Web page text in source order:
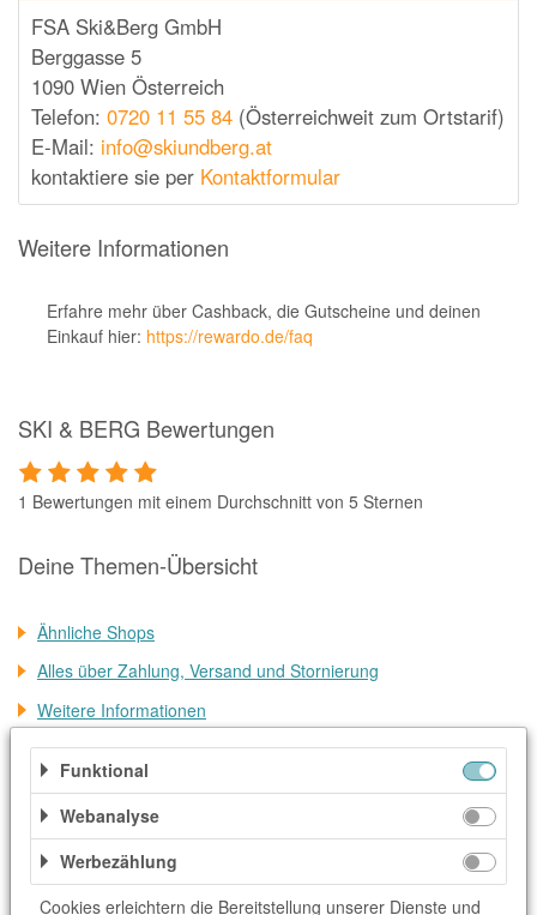
CHECK24
LiveFresh
tink
heine
Ankerkraut
ABOUT YOU
FSA Ski&Berg GmbH
Berggasse 5
1090 Wien Österreich
Telefon: 0720 11 55 84 (Österreichweit zum Ortstarif)
E-Mail: info@skiundberg.at
kontaktiere sie per Kontaktformular
Weitere Informationen
Erfahre mehr über Cashback, die Gutscheine und deinen
Einkauf hier: https://rewardo.de/faq
SKI & BERG Bewertungen
1 Bewertungen mit einem Durchschnitt von 5 Sternen
Deine Themen-Übersicht
Ähnliche Shops
Alles über Zahlung, Versand und Stornierung
Weitere Informationen
Kategorien
Erlebnisse & Events
Freizeit & Unterhaltung
Geschenke & Blumen
Reise & Urlaub Sport
Funktional
Webanalyse
Werbezählung
Cookies erleichtern die Bereitstellung unserer Dienste und